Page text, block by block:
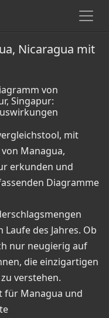
Nicaragua mit
von
Singapur:
mit
Managua,
erkunden und
Diagramme
des Jahres. Ob
nur neugierig auf
die einzigartigen
verstehen.
für Managua und